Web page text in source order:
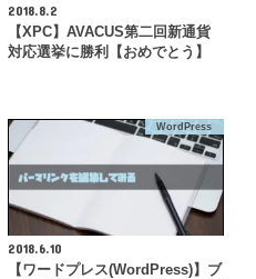
2018.8.2
【XPC】AVACUS第二回新通貨
対応選挙に勝利【おめでとう】
WordPress
2018.6.10
【ワードプレス(WordPress)】ブ